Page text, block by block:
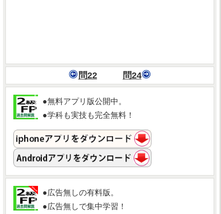
問22 問24
●無料アプリ版公開中。
●学科も実技も完全無料！
●広告無しの有料版。
●広告無しで集中学習！